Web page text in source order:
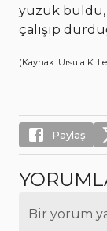
yüzük buldu,
çalışıp
(Kaynak: Ursula K.
Paylaş
Bir yorum